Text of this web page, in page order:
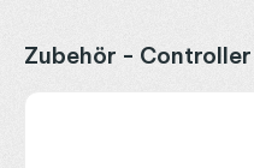
Produktgalerie überspringen
Zubehör -